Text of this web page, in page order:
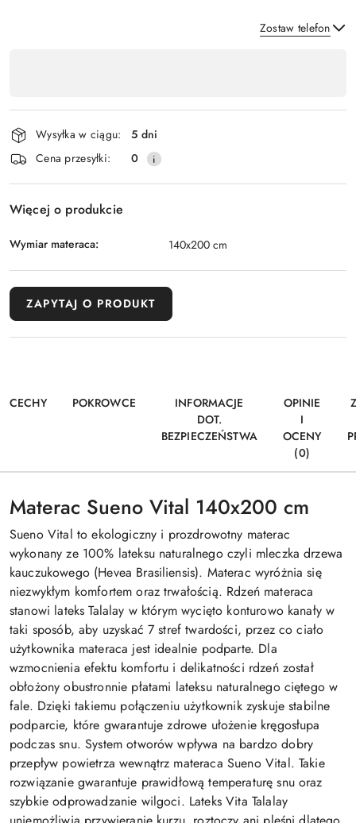
Zostaw telefon
płatność
i
dostawa
Wysyłka w ciągu:
5 dni
Cena przesyłki:
0
Więcej o produkcie
Wymiar materaca: 140x200 cm
ZAPYTAJ O PRODUKT
CECHY POKROWCE
INFORMACJE
DOT.
BEZPIECZEŃSTWA
OPINIE
I
OCENY
(0)
Materac Sueno Vital 140x200 cm
Sueno Vital to ekologiczny i prozdrowotny materac
wykonany ze 100% lateksu naturalnego czyli mleczka drzewa
kauczukowego (Hevea Brasiliensis). Materac wyróżnia się
niezwykłym komfortem oraz trwałością. Rdzeń materaca
stanowi lateks Talalay w którym wycięto konturowo kanały w
taki sposób, aby uzyskać 7 stref twardości, przez co ciało
użytkownika materaca jest idealnie podparte. Dla
wzmocnienia efektu komfortu i delikatności rdzeń został
obłożony obustronnie płatami lateksu naturalnego ciętego w
fale. Dzięki takiemu połączeniu użytkownik zyskuje stabilne
podparcie, które gwarantuje zdrowe ułożenie kręgosłupa
podczas snu. System otworów wpływa na bardzo dobry
przepływ powietrza wewnątrz materaca Sueno Vital. Takie
rozwiązanie gwarantuje prawidłową temperaturę snu oraz
szybkie odprowadzanie wilgoci. Lateks Vita Talalay